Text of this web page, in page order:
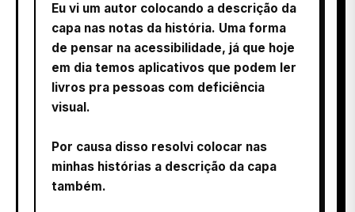
Eu vi um autor colocando a descrição da
capa nas notas da história. Uma forma
de pensar na acessibilidade, já que hoje
em dia temos aplicativos que podem ler
livros pra pessoas com deficiência
visual.
Por causa disso resolvi colocar nas
minhas histórias a descrição da capa
também.